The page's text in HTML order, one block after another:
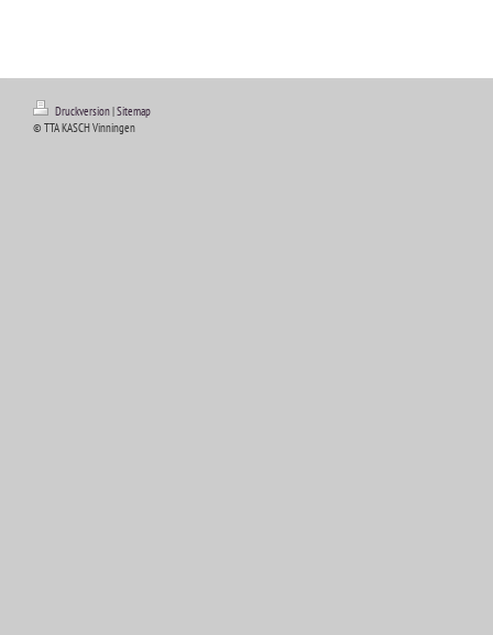
Druckversion|Sitemap
© TTA KASCH Vinningen